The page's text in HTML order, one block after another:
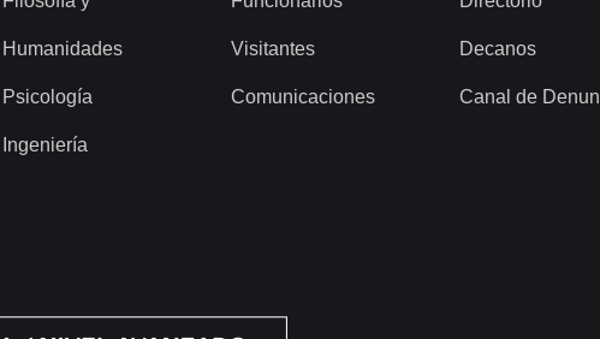
Humanidades
Psicología
Ingeniería
Visitantes
Comunicaciones
Decanos
Canal de